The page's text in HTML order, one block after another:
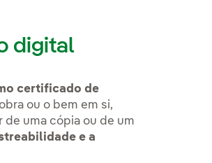
digital
certificado de
ou o bem em si,
de uma cópia ou de um
e a